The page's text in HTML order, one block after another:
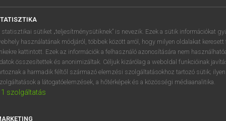
szótár
VAN ELŐFIZETÉSED?
megtekintéséhez.
statisztikai sütiket „teljesítménysütiknek” is nevezik. Ezek a sütik információkat
használatának módjáról, többek között arról, hogy milyen oldalakat keresett
kattintott. Ezek az információk a felhasználó azonosítására nem
összesítettek és anonimizáltak. Céljuk kizárólag a weboldal funkcióinak
a harmadik féltől származó elemzési szolgáltatásokhoz tartozó sütik;
a látogatóelemzések, a hőtérképek és a közösségi médiaanalitika.
1 szolgáltatás
1 2 3 4 5 6 7 8 9
q w e r t z u i
a s d f g h j k l é
í y x c v b n m , .